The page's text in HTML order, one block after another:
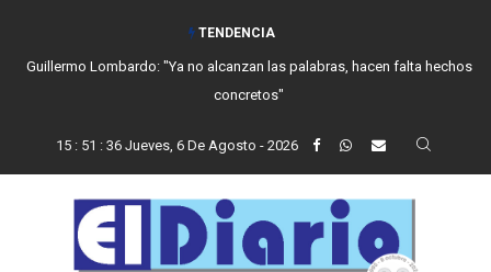
TENDENCIA
Guillermo Lombardo: "Ya no alcanzan las palabras, hacen falta hechos
concretos"
15: 51 : 37 Jueves, 6 De Agosto - 2026